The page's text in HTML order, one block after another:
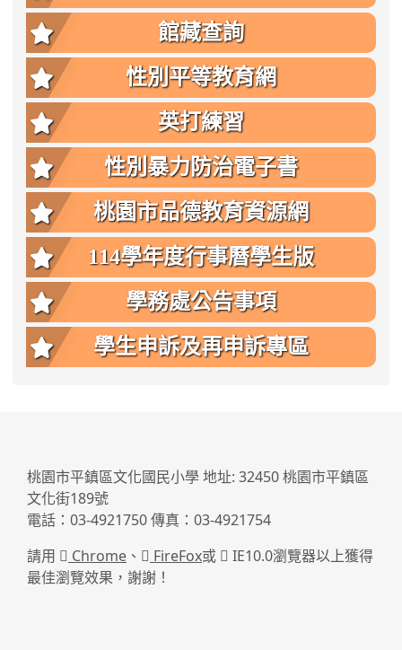
館藏查詢
性別平等教育網
英打練習
性別暴力防治電子書
桃園市品德教育資源網
114學年度行事曆學生版
學務處公告事項
學生申訴及再申訴專區
桃園市平鎮區文化國民小學 地址: 32450 桃園市平鎮區
文化街189號
電話：03-4921750 傳真：03-4921754
請用
Chrome 、 FireFox或
IE10.0瀏覽器以上獲得
最佳瀏覽效果，謝謝！